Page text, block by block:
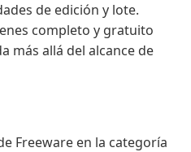
de edición y lote.
completo y gratuito
más allá del alcance de
Freeware en la categoría